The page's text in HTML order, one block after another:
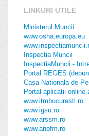
LINKURI UTILE
Ministerul Muncii
www.osha.europa.eu
Inspectia Muncii
InspectiaMuncii -
Portal REGES
Casa Nationala de
Portal aplicatii online
www.itmbucuresti.ro
www.igsu.ro
www.arssm.ro
www.anofm.ro